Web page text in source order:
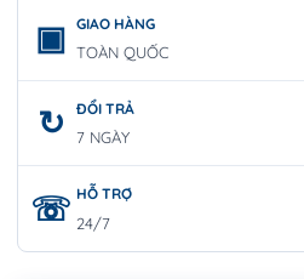
GIAO HÀNG
TOÀN QUỐC
ĐỔI TRẢ
7 NGÀY
HỖ TRỢ
24/7